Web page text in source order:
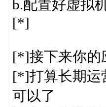
b.配置好虚拟
[*]
[*]接下来你的
[*]打算长期运
可以了